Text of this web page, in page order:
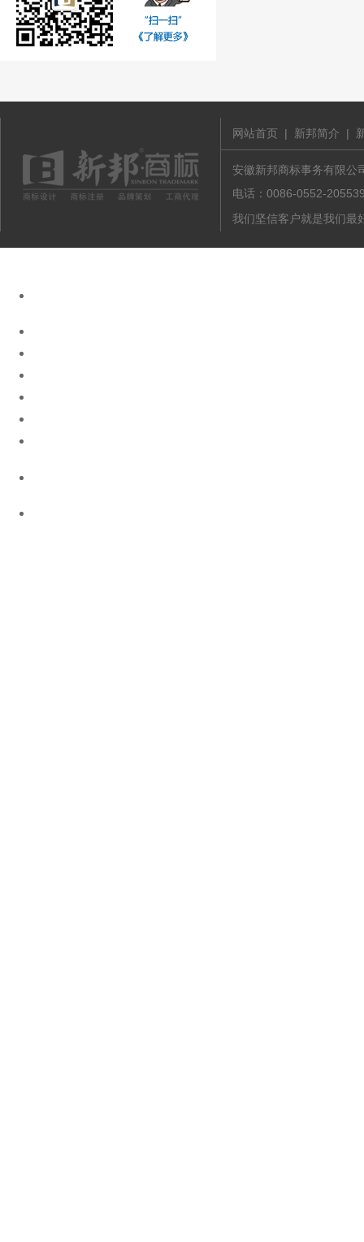
网站首页 | 新邦简介 |
安徽新邦商标事务有限公
电话：0086-0552-
我们坚信客户就是我们最